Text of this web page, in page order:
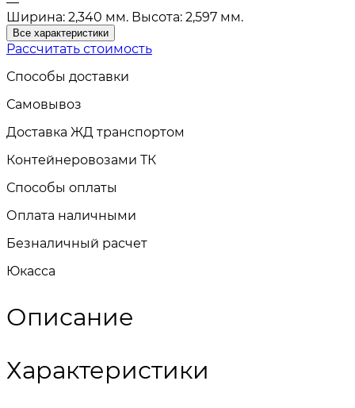
Ширина: 2,340 мм. Высота: 2,597 мм.
Все характеристики
Рассчитать стоимость
Способы доставки
Самовывоз
Доставка ЖД транспортом
Контейнеровозами ТК
Способы оплаты
Оплата наличными
Безналичный расчет
Юкасса
Описание
Характеристики